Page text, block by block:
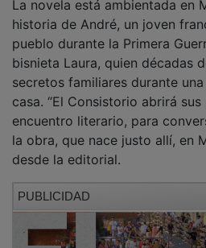
personalmente con Miralrío.
NOTICIAS RELACIONADAS